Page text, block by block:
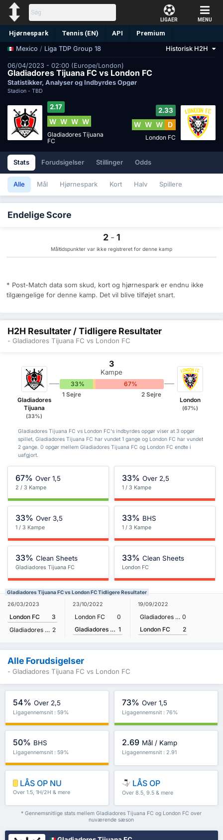
LIGAER MENU
Hjørnespark Tennis (EN) API Premium
Forudsigelse
Mexico / Liga TDP Group 18 Historisk H2H
06/04/2023 - 02:00 (Europe/London)
Gladiadores Tijuana FC vs London FC
Statistikker, Analyser og Indbyrdes Opgør
Stadion - TBD
2.17
W W W W
Gladiadores Tijuana
FC
2.33
W W W D
London FC
Stats Forudsigelser Stillinger Odds
Alle Mål Hjørnespark Kort Halv Spillere
Endelige Score
2 - 1
Måltidspunkter var ikke registreret for denne kamp
* Post-Match data som skud, kort og hjørnespark er endnu ikke
tilgængelige for denne kamp. Det vil blive tilføjet snart.
H2H Resultater / Tidligere Resultater
- Gladiadores Tijuana FC vs London FC
Gladiadores
Tijuana
(33%)
3
Kampe
33% 67%
1 Sejre 2 Sejre
London
(67%)
Gladiadores Tijuana FC vs London FC's indbyrdes opgør viser at 3 opgør
spillet, Gladiadores Tijuana FC har vundet 1 gange og London FC har vundet
2 gange. 0 opgør mellem Gladiadores Tijuana FC og London FC endte i
uafgjort.
67% Over 1,5
2 / 3 Kampe
33% Over 2,5
1 / 3 Kampe
33% Over 3,5
1 / 3 Kampe
33% BHS
1 / 3 Kampe
33% Clean Sheets
Gladiadores Tijuana FC
33% Clean Sheets
London FC
Gladiadores Tijuana FC vs London FC Tidligere Resultater
26/03/2023
London FC
3
Gladiadores Tijuana FC 2
23/10/2022
London FC
0
Gladiadores Tijuana FC 1
19/09/2022
Gladiadores Tijuana FC 0
London FC
2
Alle Forudsigelser
- Gladiadores Tijuana FC vs London FC
54% Over 2,5
Ligagennemsnit : 59%
73% Over 1,5
Ligagennemsnit : 76%
50% BHS
Ligagennemsnit : 59%
2.69 Mål / Kamp
Ligagennemsnit : 2.91
LÅS OP NU
Over 1.5, 1H/2H & mere
LÅS OP
Over 8.5, 9.5 & mere
* Gennemsnitlige stats mellem Gladiadores Tijuana FC og London FC over
nuværende sæson